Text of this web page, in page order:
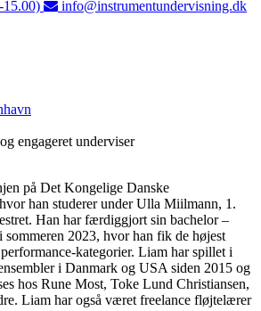
15.00)
info@instrumentundervisning.dk
engageret underviser
på Det Kongelige Danske
han studerer under Ulla Miilmann, 1.
Han har færdiggjort sin bachelor –
2023, hvor han fik de højest
kategorier. Liam har spillet i
i Danmark og USA siden 2015 og
hos Rune Most, Toke Lund Christiansen,
Liam har også været freelance fløjtelærer